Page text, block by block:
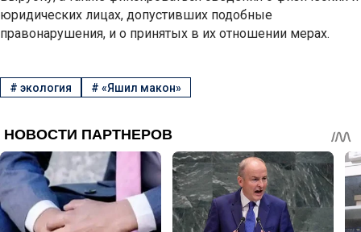
юридических лицах, допустивших подобные
правонарушения, и о принятых в их отношении мерах.
# экология # «Яшил макон»